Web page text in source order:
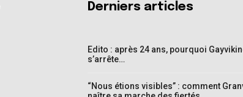
Derniers articles
Edito : après 24 ans, pourquoi
s’arrête…
“Nous étions visibles” : comment